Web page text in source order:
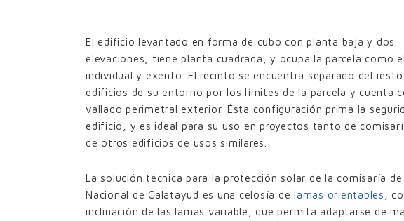
El edificio levantado en forma de cubo con planta baja y dos
elevaciones, tiene planta cuadrada, y ocupa la parcela como
individual y exento. El recinto se encuentra separado del resto
edificios de su entorno por los límites de la parcela y cuenta
vallado perimetral exterior. Ésta configuración prima la
edificio, y es ideal para su uso en proyectos tanto de
de otros edificios de usos similares.
La solución técnica para la protección solar de la comisaría
Nacional de Calatayud es una celosía de lamas orientables
,
inclinación de las lamas variable, que permita adaptarse de